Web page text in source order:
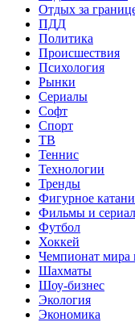
Отдых за
ПДД
Политика
Происшествия
Психология
Рынки
Сериалы
Софт
Спорт
ТВ
Теннис
Технологии
Тренды
Фигурное
Фильмы и
Футбол
Хоккей
Чемпионат мира
Шахматы
Шоу-бизнес
Экология
Экономика